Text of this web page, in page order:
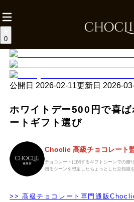
0
公開日 2026-02-11更新日 2026-
ホワイトデー500円で喜
ートギフト選び
Choclie 高級チョコレート
チョコレートに関するギフトシーンでの贈
贈るシーンを想定したちょっとした豆知識
>> 高級チョコレート専門通販